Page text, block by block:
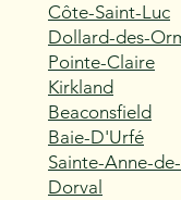
Côte-Saint-Luc
Dollard-des-
Pointe-Claire
Kirkland
Beaconsfield
Baie-D'Urfé
Sainte-Anne-
Dorval